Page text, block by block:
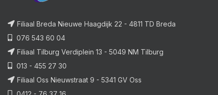
Filiaal Breda Nieuwe Haagdijk 22 - 4811 TD Breda
076 543 60 04
Filiaal Tilburg Verdiplein 13 - 5049 NM Tilburg
013 - 455 27 30
Filiaal Oss Nieuwstraat 9 - 5341 GV Oss